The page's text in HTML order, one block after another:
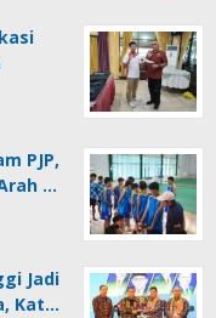
PJP,
…
Jadi
Kat…